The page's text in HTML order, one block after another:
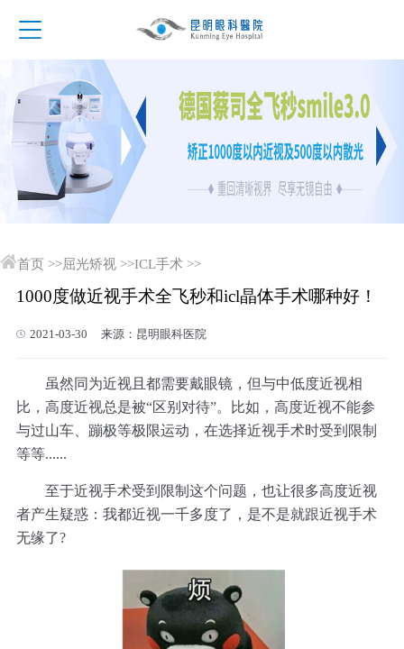
首页 >>屈光矫视 >>ICL手术 >>
1000度做近视手术全飞秒和icl晶体手术哪种好！
2021-03-30 来源：昆明眼科医院
虽然同为近视且都需要戴眼镜，但与中低度近视相
比，高度近视总是被“区别对待”。比如，高度近视不能参
与过山车、蹦极等极限运动，在选择近视手术时受到限制
等等......
至于近视手术受到限制这个问题，也让很多高度近视
者产生疑惑：我都近视一千多度了，是不是就跟近视手术
无缘了?